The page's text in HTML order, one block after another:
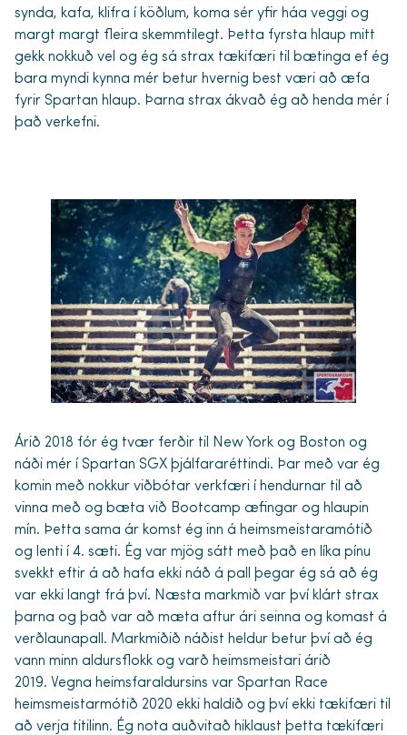
synda, kafa, klifra í köðlum, koma sér yfir háa veggi og
margt margt fleira skemmtilegt. Þetta fyrsta hlaup mitt
gekk nokkuð vel og ég sá strax tækifæri til bætinga ef ég
bara myndi kynna mér betur hvernig best væri að æfa
fyrir Spartan hlaup. Þarna strax ákvað ég að henda mér í
það verkefni.
Árið 2018 fór ég tvær ferðir til New York og Boston og
náði mér í Spartan SGX þjálfararéttindi. Þar með var ég
komin með nokkur viðbótar verkfæri í hendurnar til að
vinna með og bæta við Bootcamp æfingar og hlaupin
mín. Þetta sama ár komst ég inn á heimsmeistaramótið
og lenti í 4. sæti. Ég var mjög sátt með það en líka pínu
svekkt eftir á að hafa ekki náð á pall þegar ég sá að ég
var ekki langt frá því. Næsta markmið var því klárt strax
þarna og það var að mæta aftur ári seinna og komast á
verðlaunapall. Markmiðið náðist heldur betur því að ég
vann minn aldursflokk og varð heimsmeistari árið
2019. Vegna heimsfaraldursins var Spartan Race
heimsmeistarmótið 2020 ekki haldið og því ekki tækifæri til
að verja titilinn. Ég nota auðvitað hiklaust þetta tækifæri